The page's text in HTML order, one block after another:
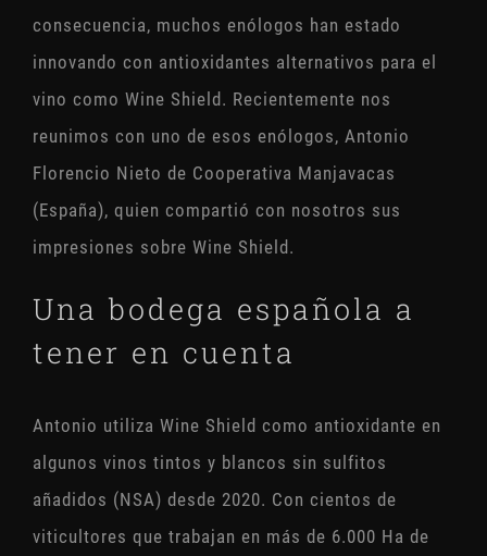
consecuencia, muchos enólogos han estado
innovando con antioxidantes alternativos para el
vino como Wine Shield. Recientemente nos
reunimos con uno de esos enólogos, Antonio
Florencio Nieto de Cooperativa Manjavacas
(España), quien compartió con nosotros sus
impresiones sobre Wine Shield.
Una bodega española a
tener en cuenta
Antonio utiliza Wine Shield como antioxidante en
algunos vinos tintos y blancos sin sulfitos
añadidos (NSA) desde 2020. Con cientos de
viticultores que trabajan en más de 6.000 Ha de